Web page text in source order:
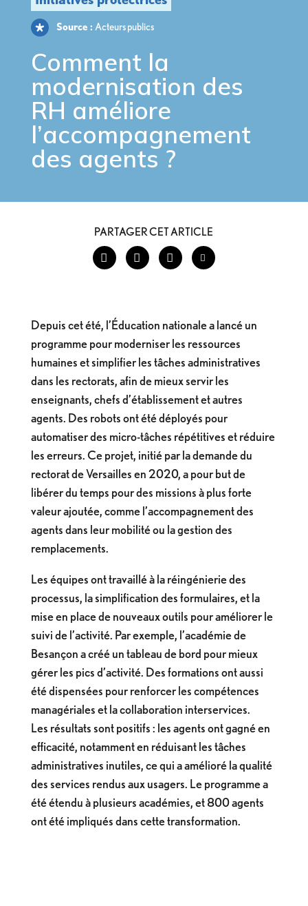
Source : Acteurs publics
Comment la
modernisation des
RH améliore
l’accompagnement
des agents ?
PARTAGER CET ARTICLE
Depuis cet été, l’Éducation nationale a lancé un
programme pour moderniser les ressources
humaines et simplifier les tâches administratives
dans les rectorats, afin de mieux servir les
enseignants, chefs d’établissement et autres
agents. Des robots ont été déployés pour
automatiser des micro-tâches répétitives et réduire
les erreurs. Ce projet, initié par la demande du
rectorat de Versailles en 2020, a pour but de
libérer du temps pour des missions à plus forte
valeur ajoutée, comme l’accompagnement des
agents dans leur mobilité ou la gestion des
remplacements.
Les équipes ont travaillé à la réingénierie des
processus, la simplification des formulaires, et la
mise en place de nouveaux outils pour améliorer le
suivi de l’activité. Par exemple, l’académie de
Besançon a créé un tableau de bord pour mieux
gérer les pics d’activité. Des formations ont aussi
été dispensées pour renforcer les compétences
managériales et la collaboration interservices.
Les résultats sont positifs : les agents ont gagné en
efficacité, notamment en réduisant les tâches
administratives inutiles, ce qui a amélioré la qualité
des services rendus aux usagers. Le programme a
été étendu à plusieurs académies, et 800 agents
ont été impliqués dans cette transformation.